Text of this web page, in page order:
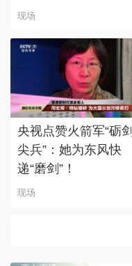
现场
央视点赞火箭军“砺剑
尖兵”：她为东风快
递“磨剑”！
现场